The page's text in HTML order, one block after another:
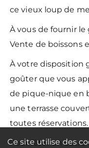
ce vieux loup de
À vous de fournir le
Vente de boissons
À votre disposition
goûter que vous
de pique-nique en
une terrasse
toutes réservations.
Pour fêter un autre
Ce site utilise des